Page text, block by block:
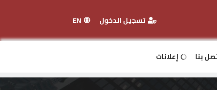
تسجيل الدخول
بنا إعلانات